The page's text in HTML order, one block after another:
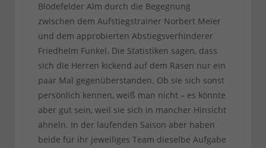
Blödefelder Alm durch die Begegnung
zwischen dem Aufstiegstrainer Norbert Meier
und dem approbierten Abstiegsverhinderer
Friedhelm Funkel. Die Statistiken sagen, dass
sich die Herren kickend auf dem Rasen nur ein
paar Mal gegenüberstanden. Ob sie sich sonst
persönlich kennen, weiß man nicht – es könnte
aber gut sein, weil sie sich in mancher Hinsicht
ähneln. In der laufenden Saison aber haben
beide für ihr jeweiliges Team dieselbe Aufgabe